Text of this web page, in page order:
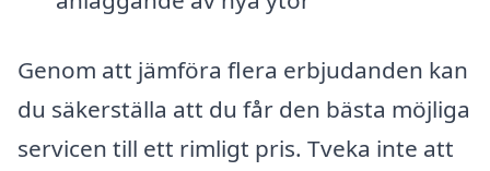
Genom att jämföra flera erbjudanden kan
du säkerställa att du får den bästa möjliga
servicen till ett rimligt pris. Tveka inte att